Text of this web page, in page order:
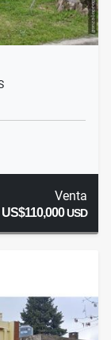
Venta
US$110,000USD